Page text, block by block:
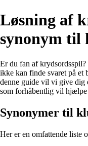
Løsning af
synonym til
Er du fan af
ikke kan finde svaret på
denne guide vil vi give dig
som forhåbentlig vil
Synonymer til
Her er en omfattende liste